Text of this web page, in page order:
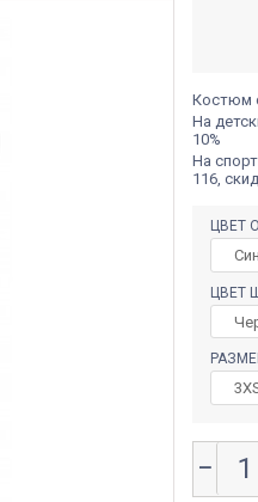
Костюм
На
10%
На
116,
ЦВЕТ
ЦВЕТ
−